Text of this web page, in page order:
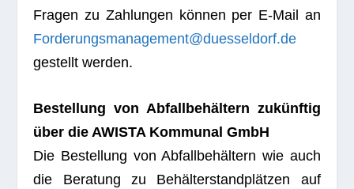
Fra­gen zu Zah­lun­gen kön­nen per E‑Mail an
Forderungsmanagement@duesseldorf.de
gestellt werden.
Bestel­lung von Abfall­be­häl­tern zukünf­tig
über die AWISTA Kom­mu­nal GmbH
Die Bestel­lung von Abfall­be­häl­tern wie auch
die Bera­tung zu Behäl­ter­stand­plät­zen auf